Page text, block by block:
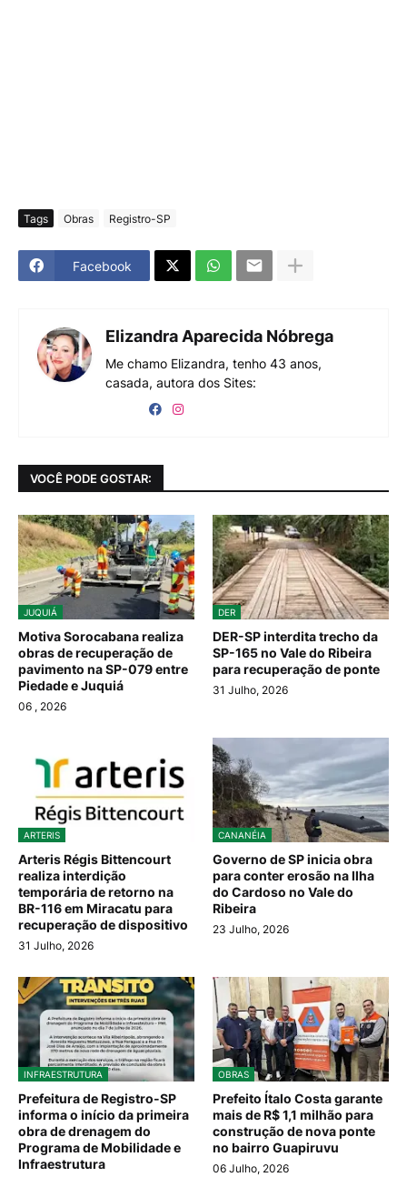
Tags Obras Registro-SP
Facebook
Elizandra Aparecida Nóbrega
Me chamo Elizandra, tenho 43 anos,
casada, autora dos Sites:
VOCÊ PODE GOSTAR:
JUQUIÁ
Motiva Sorocabana realiza
obras de recuperação de
pavimento na SP-079 entre
Piedade e Juquiá
06 , 2026
DER
DER-SP interdita trecho da
SP-165 no Vale do Ribeira
para recuperação de ponte
31 Julho, 2026
ARTERIS
Arteris Régis Bittencourt
realiza interdição
temporária de retorno na
BR-116 em Miracatu para
recuperação de dispositivo
31 Julho, 2026
CANANÉIA
Governo de SP inicia obra
para conter erosão na Ilha
do Cardoso no Vale do
Ribeira
23 Julho, 2026
INFRAESTRUTURA
Prefeitura de Registro-SP
informa o início da primeira
obra de drenagem do
Programa de Mobilidade e
Infraestrutura
OBRAS
Prefeito Ítalo Costa garante
mais de R$ 1,1 milhão para
construção de nova ponte
no bairro Guapiruvu
06 Julho, 2026